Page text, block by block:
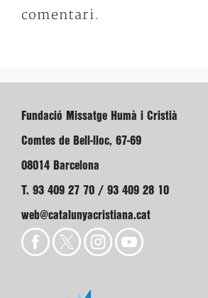
comentari.
Fundació Missatge Humà i Cristià
Comtes de Bell-lloc, 67-69
08014 Barcelona
T. 93 409 27 70 / 93 409 28 10
web@catalunyacristiana.cat